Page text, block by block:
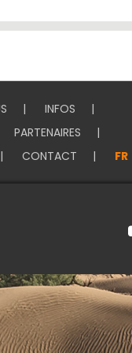
INFOS
PARTENAIRES
CONTACT FR